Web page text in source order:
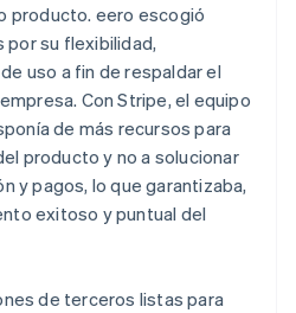
producto. eero escogió
por su flexibilidad,
uso a fin de respaldar el
Con Stripe, el equipo
de más recursos para
producto y no a solucionar
y pagos, lo que garantizaba,
exitoso y puntual del
de terceros listas para